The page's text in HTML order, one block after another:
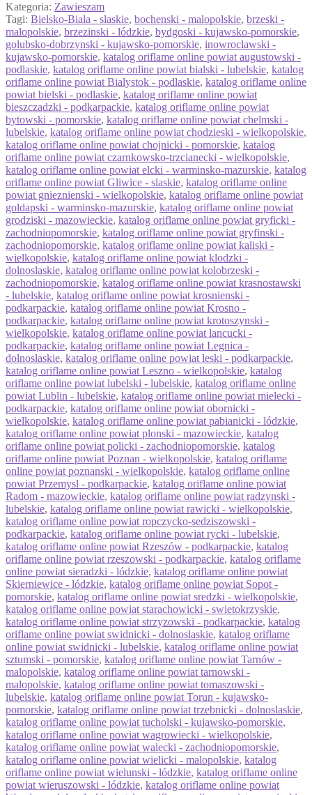
Kategoria: Zawieszam
Tagi: Bielsko-Biala - slaskie, bochenski - malopolskie, brzeski -
malopolskie, brzezinski - lódzkie, bydgoski - kujawsko-pomorskie,
golubsko-dobrzynski - kujawsko-pomorskie, inowroclawski -
kujawsko-pomorskie, katalog oriflame online powiat augustowski -
podlaskie, katalog oriflame online powiat bialski - lubelskie, katalog
oriflame online powiat Bialystok - podlaskie, katalog oriflame online
powiat bielski - podlaskie, katalog oriflame online powiat
bieszczadzki - podkarpackie, katalog oriflame online powiat
bytowski - pomorskie, katalog oriflame online powiat chelmski -
lubelskie, katalog oriflame online powiat chodzieski - wielkopolskie,
katalog oriflame online powiat chojnicki - pomorskie, katalog
oriflame online powiat czarnkowsko-trzcianecki - wielkopolskie,
katalog oriflame online powiat elcki - warminsko-mazurskie, katalog
oriflame online powiat Gliwice - slaskie, katalog oriflame online
powiat gnieznienski - wielkopolskie, katalog oriflame online powiat
goldapski - warminsko-mazurskie, katalog oriflame online powiat
grodziski - mazowieckie, katalog oriflame online powiat gryficki -
zachodniopomorskie, katalog oriflame online powiat gryfinski -
zachodniopomorskie, katalog oriflame online powiat kaliski -
wielkopolskie, katalog oriflame online powiat klodzki -
dolnoslaskie, katalog oriflame online powiat kolobrzeski -
zachodniopomorskie, katalog oriflame online powiat krasnostawski
- lubelskie, katalog oriflame online powiat krosnienski -
podkarpackie, katalog oriflame online powiat Krosno -
podkarpackie, katalog oriflame online powiat krotoszynski -
wielkopolskie, katalog oriflame online powiat lancucki -
podkarpackie, katalog oriflame online powiat Legnica -
dolnoslaskie, katalog oriflame online powiat leski - podkarpackie,
katalog oriflame online powiat Leszno - wielkopolskie, katalog
oriflame online powiat lubelski - lubelskie, katalog oriflame online
powiat Lublin - lubelskie, katalog oriflame online powiat mielecki -
podkarpackie, katalog oriflame online powiat obornicki -
wielkopolskie, katalog oriflame online powiat pabianicki - lódzkie,
katalog oriflame online powiat plonski - mazowieckie, katalog
oriflame online powiat policki - zachodniopomorskie, katalog
oriflame online powiat Poznan - wielkopolskie, katalog oriflame
online powiat poznanski - wielkopolskie, katalog oriflame online
powiat Przemysl - podkarpackie, katalog oriflame online powiat
Radom - mazowieckie, katalog oriflame online powiat radzynski -
lubelskie, katalog oriflame online powiat rawicki - wielkopolskie,
katalog oriflame online powiat ropczycko-sedziszowski -
podkarpackie, katalog oriflame online powiat rycki - lubelskie,
katalog oriflame online powiat Rzeszów - podkarpackie, katalog
oriflame online powiat rzeszowski - podkarpackie, katalog oriflame
online powiat sieradzki - lódzkie, katalog oriflame online powiat
Skierniewice - lódzkie, katalog oriflame online powiat Sopot -
pomorskie, katalog oriflame online powiat sredzki - wielkopolskie,
katalog oriflame online powiat starachowicki - swietokrzyskie,
katalog oriflame online powiat strzyzowski - podkarpackie, katalog
oriflame online powiat swidnicki - dolnoslaskie, katalog oriflame
online powiat swidnicki - lubelskie, katalog oriflame online powiat
sztumski - pomorskie, katalog oriflame online powiat Tarnów -
malopolskie, katalog oriflame online powiat tarnowski -
malopolskie, katalog oriflame online powiat tomaszowski -
lubelskie, katalog oriflame online powiat Torun - kujawsko-
pomorskie, katalog oriflame online powiat trzebnicki - dolnoslaskie,
katalog oriflame online powiat tucholski - kujawsko-pomorskie,
katalog oriflame online powiat wagrowiecki - wielkopolskie,
katalog oriflame online powiat walecki - zachodniopomorskie,
katalog oriflame online powiat wielicki - malopolskie, katalog
oriflame online powiat wielunski - lódzkie, katalog oriflame online
powiat wieruszowski - lódzkie, katalog oriflame online powiat